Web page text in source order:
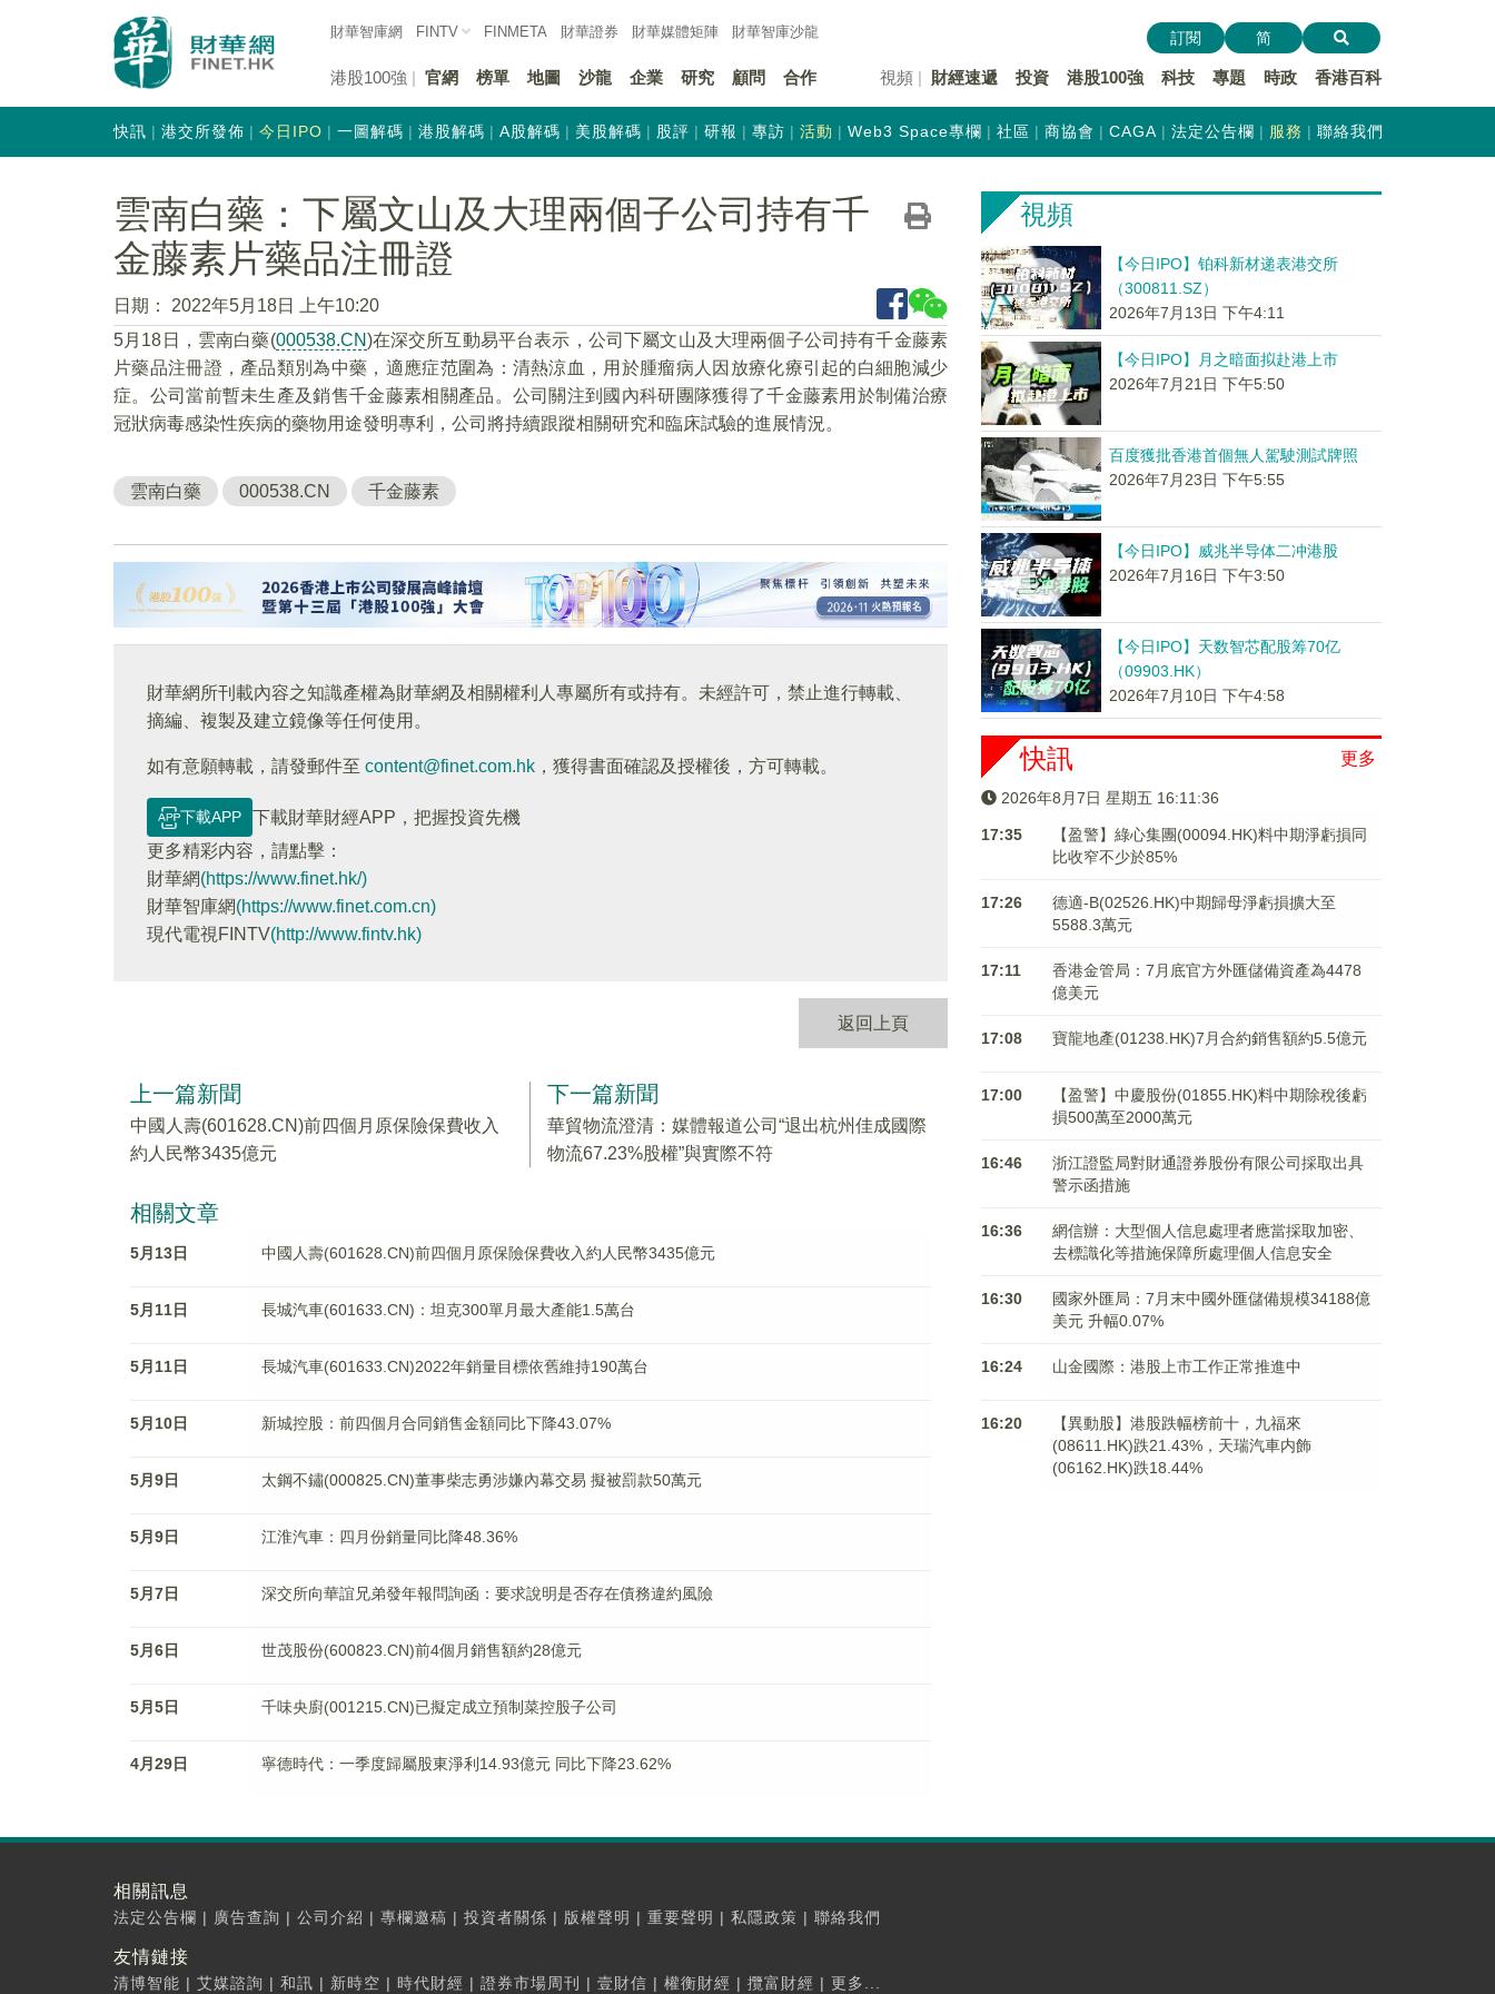
財華智庫網 FINTV FINMETA 財華證券 財華媒體矩陣 財華智庫沙龍
港股100強 官網 榜單 地圖 沙龍 企業 研究 顧問 合作 視頻 財經速遞 投資 港股100強 科技 專題 時政 香港百科
訂閱 简
快訊 港交所發佈 今日IPO 一圖解碼 港股解碼 A股解碼 美股解碼 股評 研報 專訪 活動 Web3 Space專欄 社區 商協會 CAGA 法定公告欄 服務 聯絡我們
雲南白藥：下屬文山及大理兩個子公司持有千
金藤素片藥品注冊證
日期：
2022年5月18日 上午10:20
5月18日，雲南白藥(000538.CN)在深交所互動易平台表示，公司下屬文山及大理兩個子公司持有千金藤素
片藥品注冊證，產品類別為中藥，適應症范圍為：清熱涼血，用於腫瘤病人因放療化療引起的白細胞減少
症。公司當前暫未生產及銷售千金藤素相關產品。公司關注到國內科研團隊獲得了千金藤素用於制備治療
冠狀病毒感染性疾病的藥物用途發明專利，公司將持續跟蹤相關研究和臨床試驗的進展情況。
雲南白藥 000538.CN 千金藤素
財華網所刊載內容之知識產權為財華網及相關權利人專屬所有或持有。未經許可，禁止進行轉載、
摘編、複製及建立鏡像等任何使用。
如有意願轉載，請發郵件至 content@finet.com.hk ，獲得書面確認及授權後，方可轉載。
下載APP
下載財華財經APP，把握投資先機
更多精彩内容，請點擊：
財華網(https://www.finet.hk/)
財華智庫網(https://www.finet.com.cn)
現代電視FINTV(http://www.fintv.hk)
返回上頁
上一篇新聞
中國人壽(601628.CN)前四個月原保險保費收入
約人民幣3435億元
下一篇新聞
華貿物流澄清：媒體報道公司“退出杭州佳成國際
物流67.23%股權”與實際不符
相關文章
5月13日 中國人壽(601628.CN)前四個月原保險保費收入約人民幣3435億元
5月11日 長城汽車(601633.CN)：坦克300單月最大產能1.5萬台
5月11日 長城汽車(601633.CN)2022年銷量目標依舊維持190萬台
5月10日 新城控股：前四個月合同銷售金額同比下降43.07%
5月9日 太鋼不鏽(000825.CN)董事柴志勇涉嫌內幕交易 擬被罰款50萬元
5月9日 江淮汽車：四月份銷量同比降48.36%
5月7日 深交所向華誼兄弟發年報問詢函：要求說明是否存在債務違約風險
5月6日 世茂股份(600823.CN)前4個月銷售額約28億元
5月5日 千味央廚(001215.CN)已擬定成立預制菜控股子公司
4月29日 寧德時代：一季度歸屬股東淨利14.93億元 同比下降23.62%
視頻
【今日IPO】铂科新材递表港交所
（300811.SZ）
2026年7月13日 下午4:11
【今日IPO】月之暗面拟赴港上市
2026年7月21日 下午5:50
百度獲批香港首個無人駕駛測試牌照
2026年7月23日 下午5:55
【今日IPO】威兆半导体二冲港股
2026年7月16日 下午3:50
【今日IPO】天数智芯配股筹70亿
（09903.HK）
2026年7月10日 下午4:58
更多
快訊
2026年8月7日 星期五 16:11:36
17:35
【盈警】綠心集團(00094.HK)料中期淨虧損同
比收窄不少於85%
17:26
德適-B(02526.HK)中期歸母淨虧損擴大至
5588.3萬元
17:11
香港金管局：7月底官方外匯儲備資產為4478
億美元
17:08 寶龍地產(01238.HK)7月合約銷售額約5.5億元
17:00
【盈警】中慶股份(01855.HK)料中期除稅後虧
損500萬至2000萬元
16:46
浙江證監局對財通證券股份有限公司採取出具
警示函措施
16:36
網信辦：大型個人信息處理者應當採取加密、
去標識化等措施保障所處理個人信息安全
16:30
國家外匯局：7月末中國外匯儲備規模34188億
美元 升幅0.07%
16:24 山金國際：港股上市工作正常推進中
16:20
【異動股】港股跌幅榜前十，九福來
(08611.HK)跌21.43%，天瑞汽車内飾
(06162.HK)跌18.44%
相關訊息
法定公告欄 | 廣告查詢 | 公司介紹 | 專欄邀稿 | 投資者關係 | 版權聲明 | 重要聲明 | 私隱政策 | 聯絡我們
友情鏈接
清博智能 | 艾媒諮詢 | 和訊 | 新時空 | 時代財經 | 證券市場周刊 | 壹財信 | 權衡財經 | 攬富財經 | 更多...